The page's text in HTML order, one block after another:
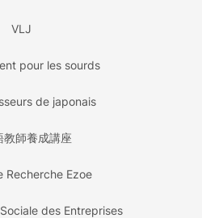
VLJ
pour les sourds
de japonais
教師養成講座
Recherche Ezoe
des Entreprises